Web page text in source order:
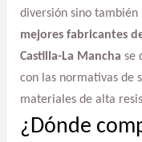
diversión sino también
mejores fabricantes
Castilla-La Mancha se
con las normativas de
materiales de alta
¿Dónde